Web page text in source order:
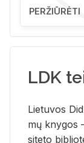
PERŽIŪRĖTI
LDK
Lie­tu­vos
mų kny­gos
si­te­to